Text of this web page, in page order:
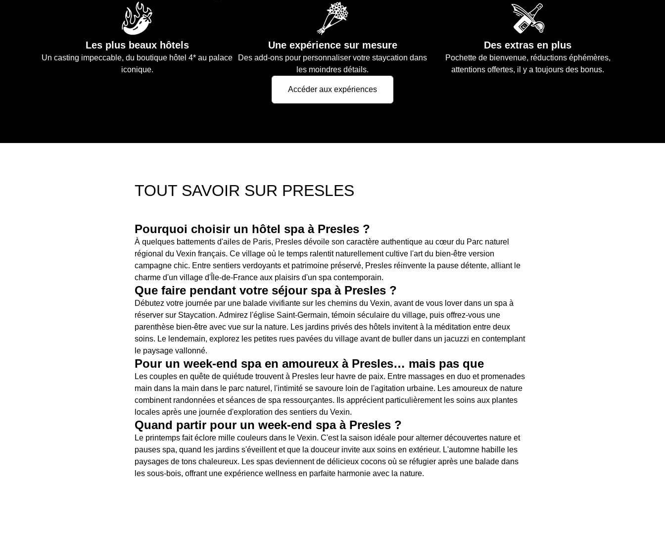
Les plus beaux hôtels
Un casting impeccable, du boutique hôtel 4* au palace
iconique.
Une expérience sur mesure
Des add-ons pour personnaliser votre staycation dans
les moindres détails.
Des extras en plus
Pochette de bienvenue, réductions éphémères,
attentions offertes, il y a toujours des bonus.
Accéder aux expériences
TOUT SAVOIR SUR PRESLES
Pourquoi choisir un hôtel spa à Presles ?
À quelques battements d'ailes de Paris, Presles dévoile son caractère authentique au cœur du Parc naturel
régional du Vexin français. Ce village où le temps ralentit naturellement cultive l'art du bien-être version
campagne chic. Entre sentiers verdoyants et patrimoine préservé, Presles réinvente la pause détente, alliant le
charme d'un village d'Île-de-France aux plaisirs d'un spa contemporain.
Que faire pendant votre séjour spa à Presles ?
Débutez votre journée par une balade vivifiante sur les chemins du Vexin, avant de vous lover dans un spa à
réserver sur Staycation. Admirez l'église Saint-Germain, témoin séculaire du village, puis offrez-vous une
parenthèse bien-être avec vue sur la nature. Les jardins privés des hôtels invitent à la méditation entre deux
soins. Le lendemain, explorez les petites rues pavées du village avant de buller dans un jacuzzi en contemplant
le paysage vallonné.
Pour un week-end spa en amoureux à Presles… mais pas que
Les couples en quête de quiétude trouvent à Presles leur havre de paix. Entre massages en duo et promenades
main dans la main dans le parc naturel, l'intimité se savoure loin de l'agitation urbaine. Les amoureux de nature
combinent randonnées et séances de spa ressourçantes. Ils apprécient particulièrement les soins aux plantes
locales après une journée d'exploration des sentiers du Vexin.
Quand partir pour un week-end spa à Presles ?
Le printemps fait éclore mille couleurs dans le Vexin. C'est la saison idéale pour alterner découvertes nature et
pauses spa, quand les jardins s'éveillent et que la douceur invite aux soins en extérieur. L'automne habille les
paysages de tons chaleureux. Les spas deviennent de délicieux cocons où se réfugier après une balade dans
les sous-bois, offrant une expérience wellness en parfaite harmonie avec la nature.